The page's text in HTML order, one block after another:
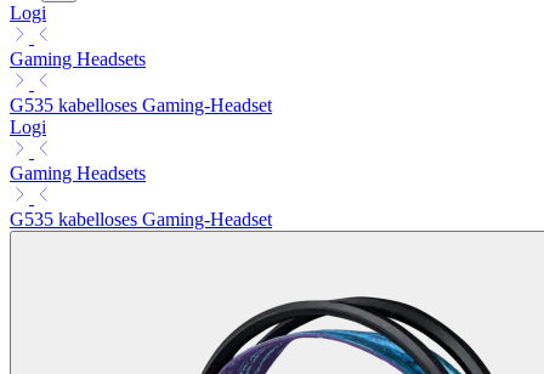
Logi
Gaming Headsets
G535 kabelloses Gaming-Headset
Logi
Gaming Headsets
G535 kabelloses Gaming-Headset